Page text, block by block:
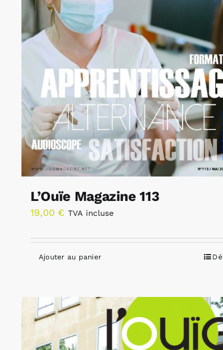
L’Ouïe Magazine 113
19,00 € TVA incluse
Ajouter au panier